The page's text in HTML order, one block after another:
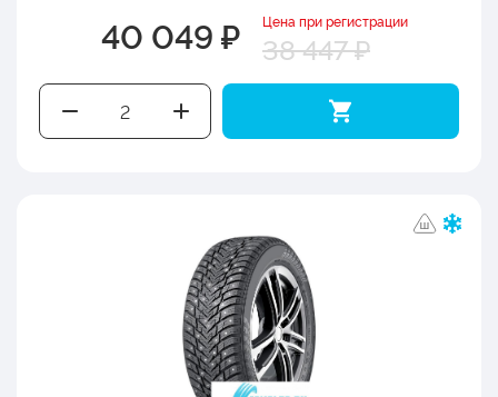
40 049 ₽ Цена при регистрации
38 447 ₽